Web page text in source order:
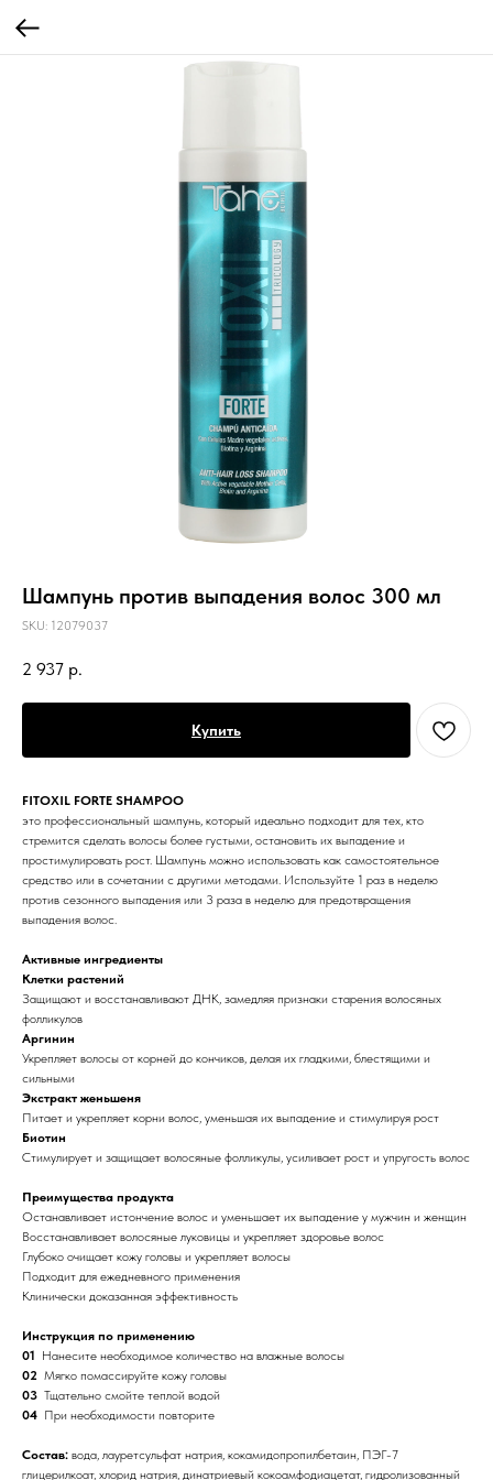
Шампунь против выпадения волос 300 мл
SKU: 12079037
2 937 р.
Купить
FITOXIL FORTE SHAMPOO
это профессиональный шампунь, который идеально подходит для тех, кто
стремится сделать волосы более густыми, остановить их выпадение и
простимулировать рост. Шампунь можно использовать как самостоятельное
средство или в сочетании с другими методами. Используйте 1 раз в неделю
против сезонного выпадения или 3 раза в неделю для предотвращения
выпадения волос.
Активные ингредиенты
Клетки растений
Защищают и восстанавливают ДНК, замедляя признаки старения волосяных
фолликулов
Аргинин
Укрепляет волосы от корней до кончиков, делая их гладкими, блестящими и
сильными
Экстракт женьшеня
Питает и укрепляет корни волос, уменьшая их выпадение и стимулируя рост
Биотин
Стимулирует и защищает волосяные фолликулы, усиливает рост и упругость волос
Преимущества продукта
Останавливает истончение волос и уменьшает их выпадение у мужчин и женщин
Восстанавливает волосяные луковицы и укрепляет здоровье волос
Глубоко очищает кожу головы и укрепляет волосы
Подходит для ежедневного применения
Клинически доказанная эффективность
Инструкция по применению
01 Нанесите необходимое количество на влажные волосы
02 Мягко помассируйте кожу головы
03 Тщательно смойте теплой водой
04 При необходимости повторите
Состав: вода, лауретсульфат натрия, кокамидопропилбетаин, ПЭГ-7
глицерилкоат, хлорид натрия, динатриевый кокоамфодиацетат, гидролизованный